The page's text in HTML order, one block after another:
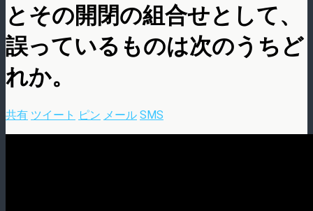
とその開閉の組合せとして、
誤っているものは次のうちど
れか。
共有 ツイート ピン メール SMS